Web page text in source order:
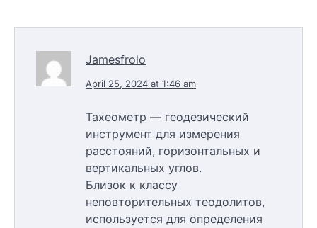
Jamesfrolo
April 25, 2024 at 1:46 am
Тахеометр — геодезический
инструмент для измерения
расстояний, горизонтальных и
вертикальных углов.
Близок к классу
неповторительных теодолитов,
используется для определения